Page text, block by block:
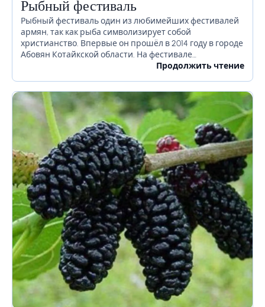
Рыбный фестиваль
Рыбный фестиваль один из любимейших фестивалей
армян, так как рыба символизирует собой
христианство. Впервые он прошёл в 2014 году в городе
Абовян Котайкской области. На фестивале
профессиональные повара покажут приготовление
Продолжить чтение